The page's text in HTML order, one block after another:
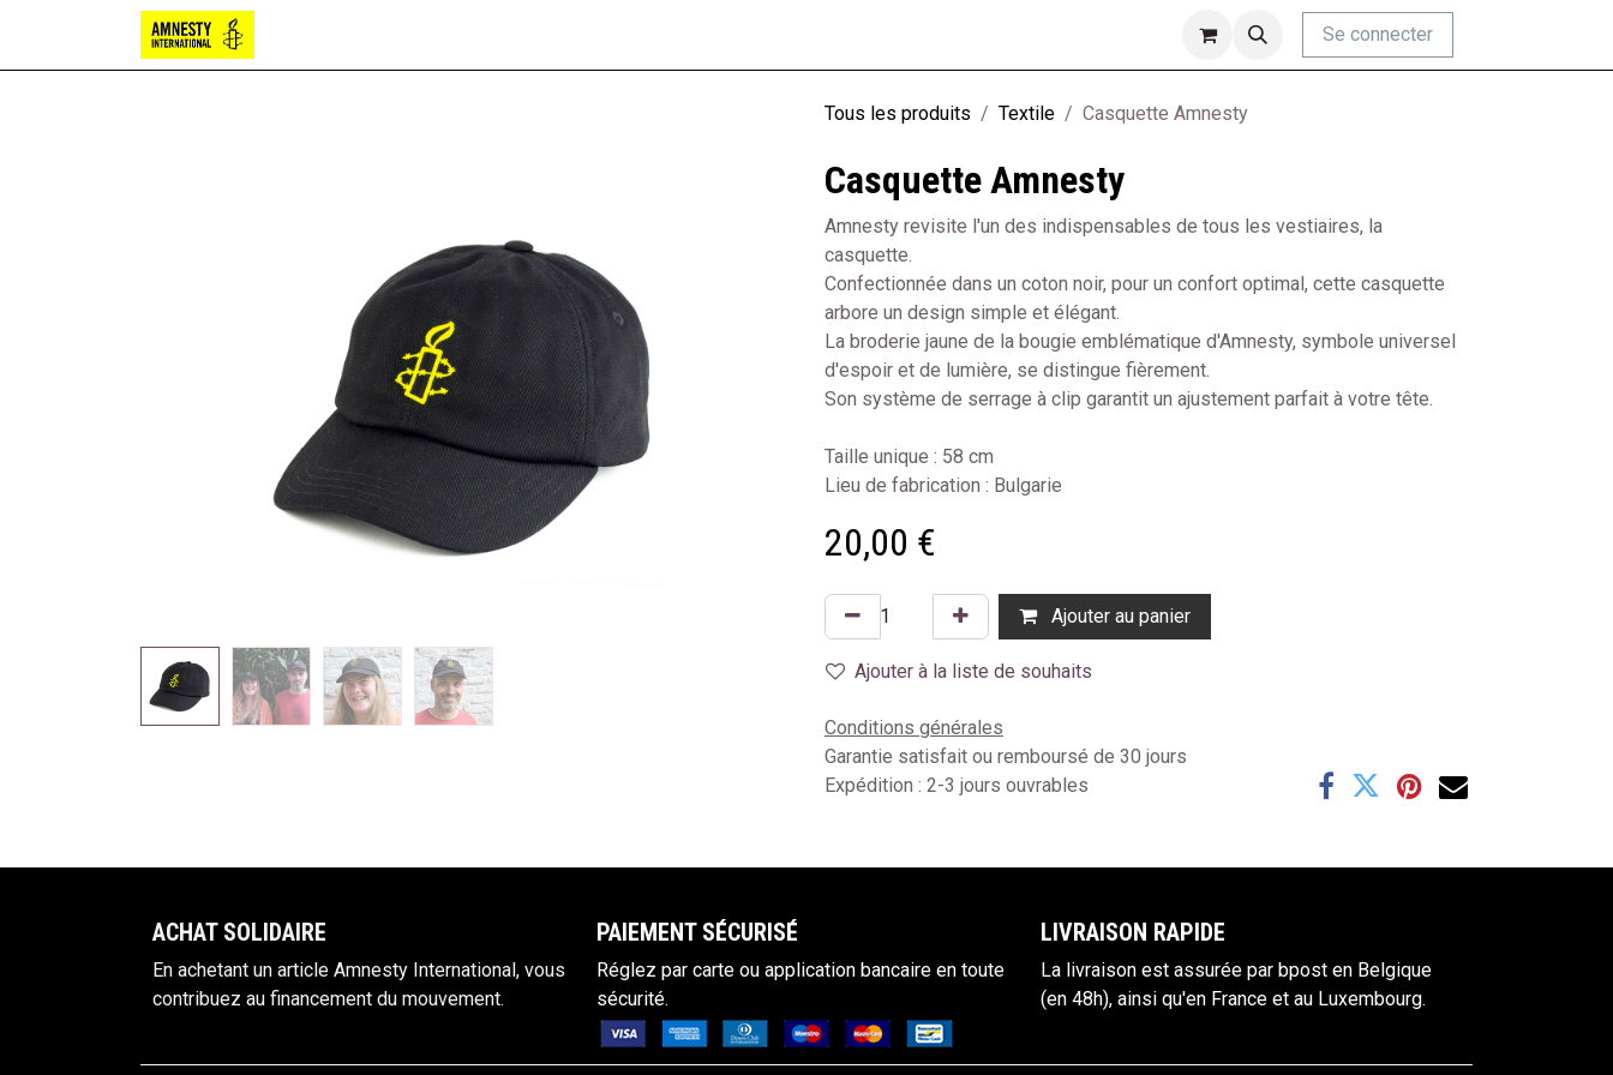
Se connecter
Tous les produits Textile Casquette Amnesty
Casquette Amnesty
Amnesty revisite l'un des indispensables de tous les vestiaires, la
casquette.
Confectionnée dans un coton noir, pour un confort optimal, cette casquette
arbore un design simple et élégant.
La broderie jaune de la bougie emblématique d'Amnesty, symbole universel
d'espoir et de lumière, se distingue fièrement.
Son système de serrage à clip garantit un ajustement parfait à votre tête.
Taille unique : 58 cm
Lieu de fabrication : Bulgarie
20,00 €
Ajouter au panier
Ajouter à la liste de souhaits
Conditions générales
Garantie satisfait ou remboursé de 30 jours
Expédition : 2-3 jours ouvrables
ACHAT S​OLIDAIRE
En achetant un article Amnesty International, vous
contribuez au financement du mouvement.
LIVRAISON RAPIDE
La livraison est assurée par bpost en Belgique
(en 48h), ainsi qu'en France et au Luxembourg.
PAIEM​ENT SÉCURISÉ
Réglez par carte ou application bancaire en toute
sécurité.